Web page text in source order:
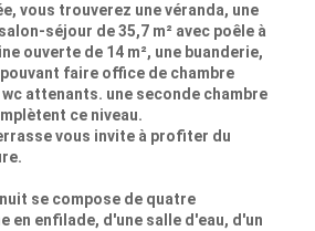
vous trouverez une véranda, une
séjour de 35,7 m² avec poêle à
ouverte de 14 m², une buanderie,
faire office de chambre
attenants. une seconde chambre
ce niveau.
vous invite à profiter du
se compose de quatre
en enfilade, d'une salle d'eau, d'un